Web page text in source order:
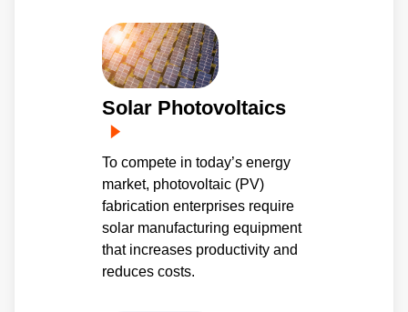
Solar Photovoltaics
To compete in today’s energy
market, photovoltaic (PV)
fabrication enterprises require
solar manufacturing equipment
that increases productivity and
reduces costs.